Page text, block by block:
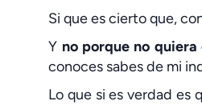
Si que es cierto que,
Y no porque no quiera
conoces sabes de mi
Lo que si es verdad es